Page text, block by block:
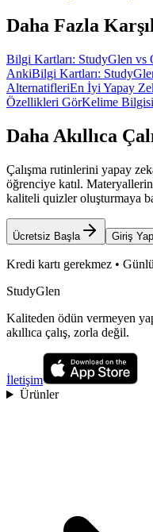
Daha Fazla
Bilgi Kartları: StudyGlen vs
AnkiBilgi Kartları:
AlternatifleriEn İyi Yapay
Özellikleri GörKelime
Daha Akıllıca
Çalışma rutinlerini yapay
öğrenciye katıl.
kaliteli quizler oluşturmaya
Ücretsiz Başla Giriş Yap
Kredi kartı gerekmez •
StudyGlen
Kaliteden ödün vermeyen
akıllıca çalış, zorla değil.
İletişim
Ürünler